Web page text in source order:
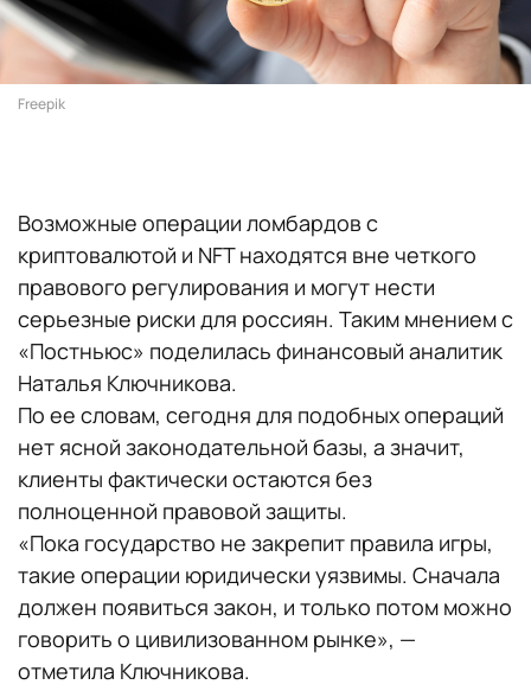
Freepik
Возможные операции ломбардов с
криптовалютой и NFT находятся вне четкого
правового регулирования и могут нести
серьезные риски для россиян. Таким мнением с
«Постньюс» поделилась финансовый аналитик
Наталья Ключникова.
По ее словам, сегодня для подобных операций
нет ясной законодательной базы, а значит,
клиенты фактически остаются без
полноценной правовой защиты.
«Пока государство не закрепит правила игры,
такие операции юридически уязвимы. Сначала
должен появиться закон, и только потом можно
говорить о цивилизованном рынке», —
отметила Ключникова.